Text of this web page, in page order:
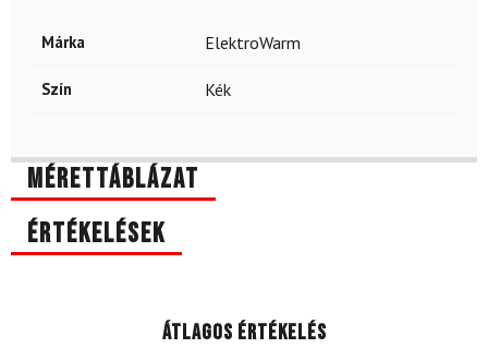
Márka ElektroWarm
Szín Kék
Mérettáblázat
Értékelések
Átlagos értékelés